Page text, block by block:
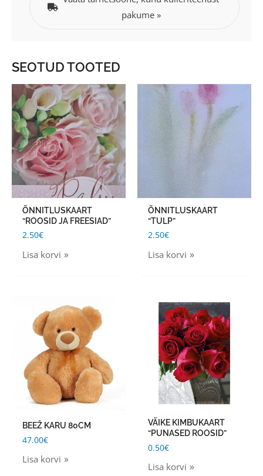
pakume »
SEOTUD TOOTED
ÕNNITLUSKAART
“ROOSID JA FREESIAD”
2.50€
Lisa korvi
ÕNNITLUSKAART
“TULP”
2.50€
Lisa korvi
BEEŽ KARU 80CM
47.00€
Lisa korvi
VÄIKE KIMBUKAART
“PUNASED ROOSID”
0.50€
Lisa korvi